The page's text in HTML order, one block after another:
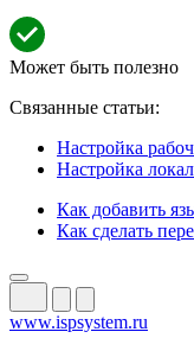
Может быть полезно
Связанные статьи:
Настройка
Настройка
Как добавить
Как сделать
www.ispsystem.ru